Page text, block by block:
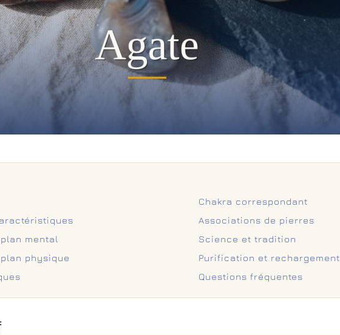
mental
physique
Chakra correspondant
Associations de pierres
Science et tradition
Purification et rechargement
Questions fréquentes